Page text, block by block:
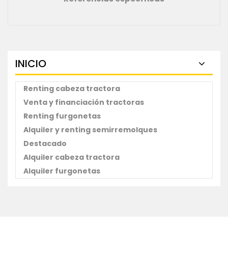
INICIO
Renting cabeza tractora
Venta y financiación tractoras
Renting furgonetas
Alquiler y renting semirremolques
Destacado
Alquiler cabeza tractora
Alquiler furgonetas